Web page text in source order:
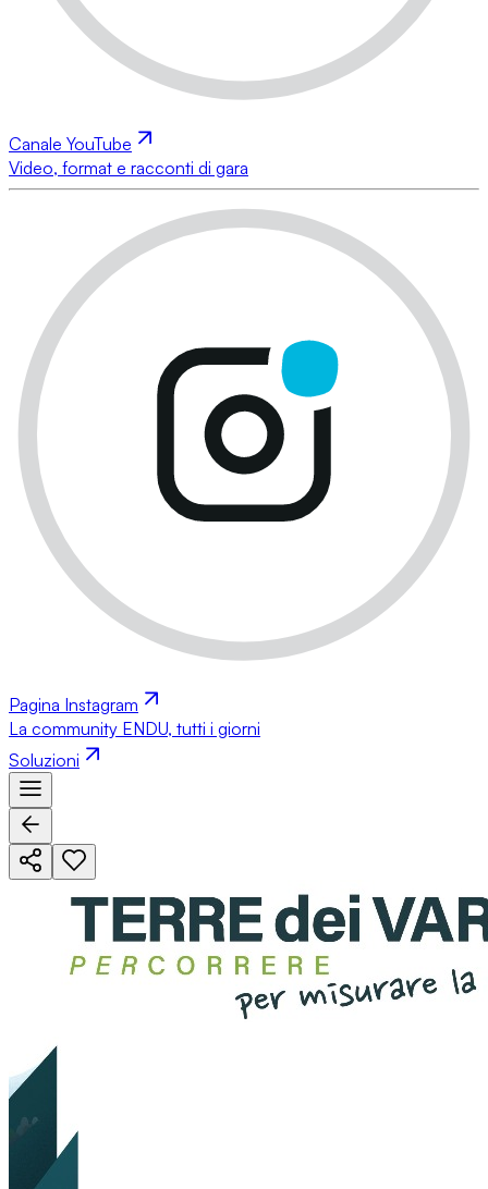
Canale YouTube
Video, format e racconti di gara
Pagina Instagram
La community ENDU, tutti i giorni
Soluzioni